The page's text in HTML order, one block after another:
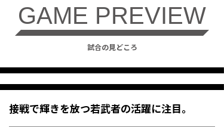
GAME PREVIEW
試合の見どころ
接戦で輝きを放つ若武者の活躍に注目。